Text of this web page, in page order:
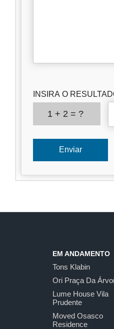
INSIRA O
1 + 2 = ?
EM ANDAMENTO
Tons Klabin
Ori Praça Da
Lume House Vila
Prudente
Moved Osasco
Residence